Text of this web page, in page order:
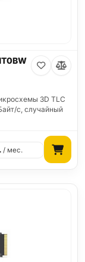
3D TLC
с, случайный
/ мес.